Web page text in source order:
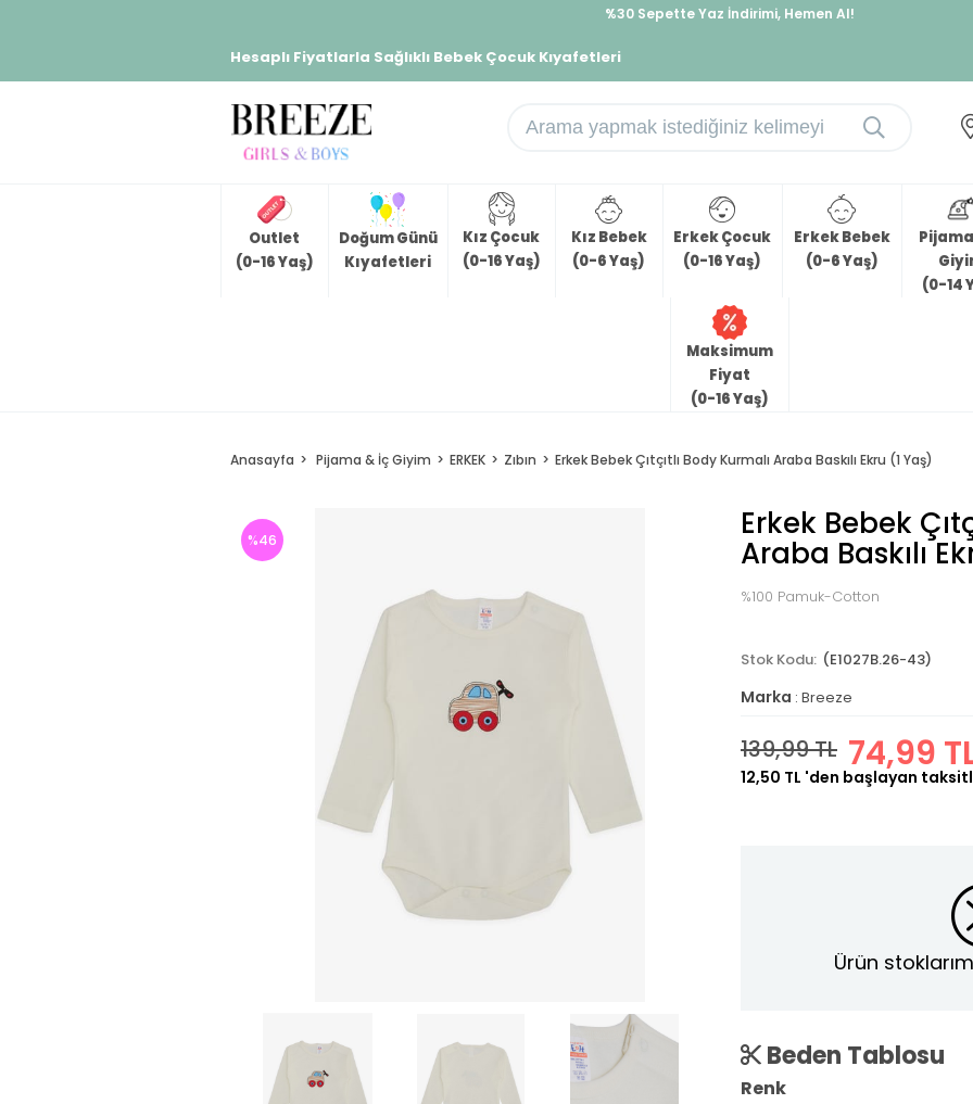
%30 Sepette Yaz İndirimi, Hemen Al!
Hesaplı Fiyatlarla Sağlıklı Bebek Çocuk Kıyafetleri
Outlet
(0-16 Yaş)
Doğum Günü
Kıyafetleri
Kız Çocuk
(0-16 Yaş)
Kız Bebek
(0-6 Yaş)
Erkek Çocuk
(0-16 Yaş)
Erkek Bebek
(0-6 Yaş)
(0-14
Maksimum
Fiyat
(0-16 Yaş)
Anasayfa Pijama & İç Giyim ERKEK Zıbın Erkek Bebek Çıtçıtlı Body Kurmalı Araba Baskılı Ekru (1 Yaş)
%46 Erkek Bebek
Araba Baskılı
%100 Pamuk-Cotton
(E1027B.26-43)
Marka : Breeze
139,99 TL 74,99
12,50 TL 'den başlayan
Ürün
Beden Tablosu
Renk